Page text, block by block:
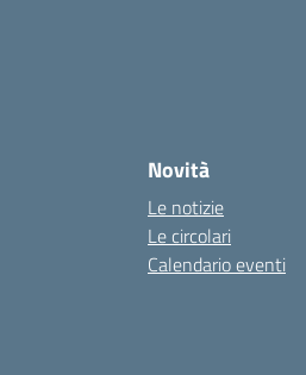
Novità
Le notizie
Le circolari
Calendario eventi